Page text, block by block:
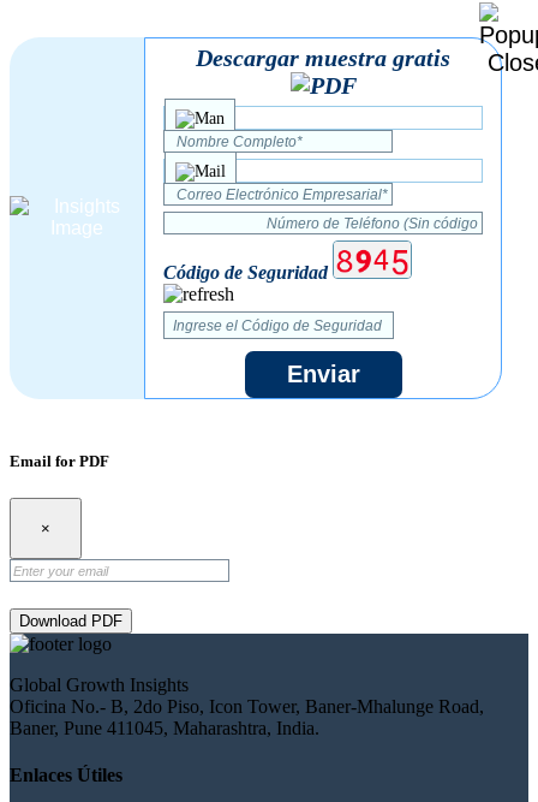
Descargar muestra gratis
Código de Seguridad
Enviar
Email for PDF
×
Download PDF
Global Growth Insights
Oficina No.- B, 2do Piso, Icon Tower, Baner-Mhalunge Road,
Baner, Pune 411045, Maharashtra, India.
Enlaces Útiles